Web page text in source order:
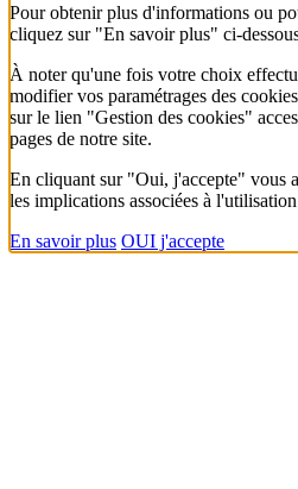
Pour obtenir plus d'informations ou
cliquez sur "En savoir plus" ci-
À noter qu'une fois votre choix
modifier vos paramétrages des
sur le lien "Gestion des cookies"
pages de notre site.
En cliquant sur "Oui, j'accepte" vous
les implications associées à
En savoir plus OUI j'accepte